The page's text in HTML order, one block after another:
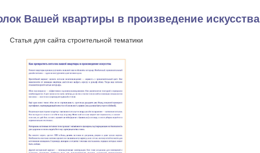
Вашей квартиры в произведение искусства
Статья для сайта строительной тематики